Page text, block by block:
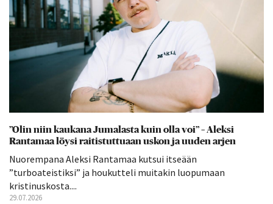
”Olin niin kaukana Jumalasta kuin olla voi” – Aleksi
Rantamaa löysi raitistuttuaan uskon ja uuden arjen
Nuorempana Aleksi Rantamaa kutsui itseään
”turboateistiksi” ja houkutteli muitakin luopumaan
kristinuskosta....
29.07.2026